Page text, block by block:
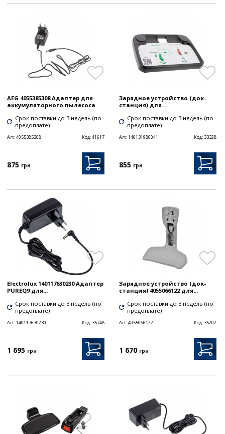
AEG 4055385308 Адаптер для
аккумуляторного пылесоса
Срок поставки до 3 недель (по
предоплате)
Art:4055385308 Код:41617
875 грн
Зарядное устройство (док-
станция) для...
Срок поставки до 3 недель (по
предоплате)
Art:140131980041 Код: 33328
855 грн
Electrolux 140117630230 Адаптер
PUREQ9 для...
Срок поставки до 3 недель (по
предоплате)
Art:140117630230 Код: 35748
1 695 грн
Зарядное устройство (док-
станция) 4055066122 для...
Срок поставки до 3 недель (по
предоплате)
Art:4055066122 Код: 35202
1 670 грн